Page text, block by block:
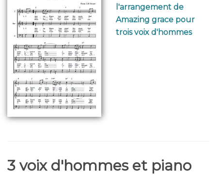
l'arrangement de
Amazing grace pour
trois voix d'hommes
3 voix d'hommes et piano